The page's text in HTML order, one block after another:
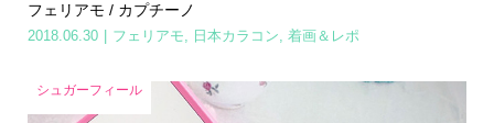
フェリアモ / カプチーノ
2018.06.30 フェリアモ 日本カラコン 着画＆レポ
シュガーフィール